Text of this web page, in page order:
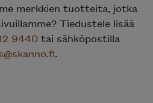
merkkien tuotteita, jotka
Tiedustele lisää
9440tai sähköpostilla
.